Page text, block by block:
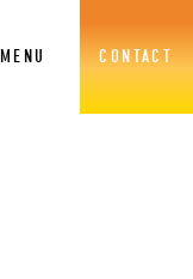
MENU CONTACT